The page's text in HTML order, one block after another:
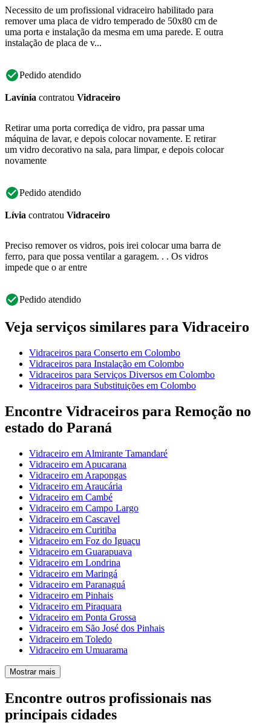
Necessito de um profissional vidraceiro habilitado para
remover uma placa de vidro temperado de 50x80 cm de
uma porta e instalação da mesma em uma parede. E outra
instalação de placa de v...
Pedido atendido
Lavínia contratou Vidraceiro
Retirar uma porta corrediça de vidro, pra passar uma
máquina de lavar, e depois colocar novamente. E retirar
um vidro decorativo na sala, para limpar, e depois colocar
novamente
Pedido atendido
Lívia contratou Vidraceiro
Preciso remover os vidros, pois irei colocar uma barra de
ferro, para que possa ventilar a garagem. . . Os vidros
impede que o ar entre
Pedido atendido
Veja serviços similares para Vidraceiro
Vidraceiros para Conserto em Colombo
Vidraceiros para Instalação em Colombo
Vidraceiros para Serviços Diversos em Colombo
Vidraceiros para Substituições em Colombo
Encontre Vidraceiros para Remoção no
estado do Paraná
Vidraceiro em Almirante Tamandaré
Vidraceiro em Apucarana
Vidraceiro em Arapongas
Vidraceiro em Araucária
Vidraceiro em Cambé
Vidraceiro em Campo Largo
Vidraceiro em Cascavel
Vidraceiro em Curitiba
Vidraceiro em Foz do Iguaçu
Vidraceiro em Guarapuava
Vidraceiro em Londrina
Vidraceiro em Maringá
Vidraceiro em Paranaguá
Vidraceiro em Pinhais
Vidraceiro em Piraquara
Vidraceiro em Ponta Grossa
Vidraceiro em São José dos Pinhais
Vidraceiro em Toledo
Vidraceiro em Umuarama
Mostrar mais
Encontre outros profissionais nas
principais cidades